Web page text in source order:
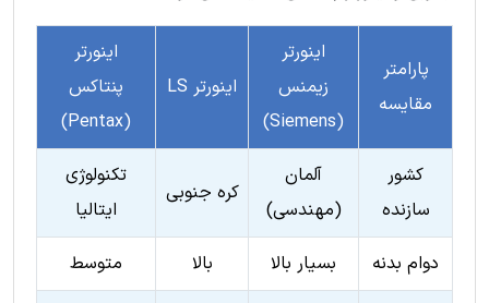
پارامتر
مقایسه
اینورتر
زیمنس
(Siemens)
اینورتر LS
اینورتر
پنتاکس
(Pentax)
کشور
سازنده
آلمان
(مهندسی)
کره جنوبی
تکنولوژی
ایتالیا
دوام بدنه بسیار بالا بالا متوسط